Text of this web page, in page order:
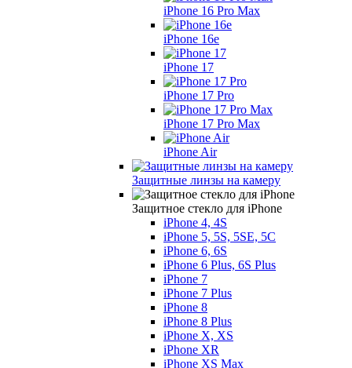
iPhone 16 Pro Max
iPhone 16e
iPhone 17
iPhone 17 Pro
iPhone 17 Pro Max
iPhone Air
Защитные линзы на камеру
Защитное стекло для iPhone
iPhone 4, 4S
iPhone 5, 5S, 5SE, 5С
iPhone 6, 6S
iPhone 6 Plus, 6S Plus
iPhone 7
iPhone 7 Plus
iPhone 8
iPhone 8 Plus
iPhone X, XS
iPhone XR
iPhone XS Max